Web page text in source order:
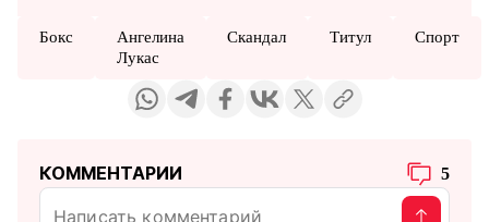
Бокс
Ангелина
Лукас
Скандал Титул Спорт
КОММЕНТАРИИ 5